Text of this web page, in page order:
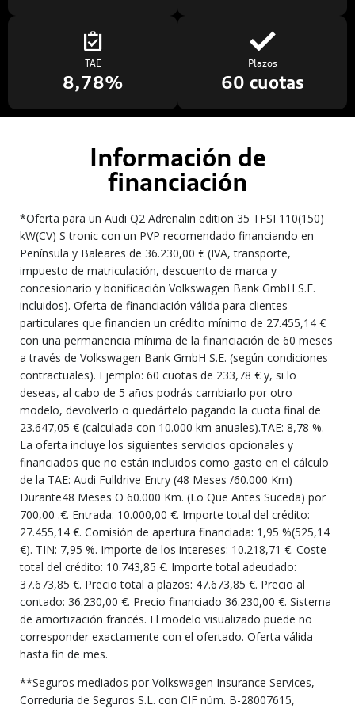
TAE
8,78%
Plazos
60 cuotas
Información de
financiación
*Oferta para un Audi Q2 Adrenalin edition 35 TFSI 110(150)
kW(CV) S tronic con un PVP recomendado financiando en
Península y Baleares de 36.230,00 € (IVA, transporte,
impuesto de matriculación, descuento de marca y
concesionario y bonificación Volkswagen Bank GmbH S.E.
incluidos). Oferta de financiación válida para clientes
particulares que financien un crédito mínimo de 27.455,14 €
con una permanencia mínima de la financiación de 60 meses
a través de Volkswagen Bank GmbH S.E. (según condiciones
contractuales). Ejemplo: 60 cuotas de 233,78 € y, si lo
deseas, al cabo de 5 años podrás cambiarlo por otro
modelo, devolverlo o quedártelo pagando la cuota final de
23.647,05 € (calculada con 10.000 km anuales).TAE: 8,78 %.
La oferta incluye los siguientes servicios opcionales y
financiados que no están incluidos como gasto en el cálculo
de la TAE: Audi Fulldrive Entry (48 Meses /60.000 Km)
Durante48 Meses O 60.000 Km. (Lo Que Antes Suceda) por
700,00 .€. Entrada: 10.000,00 €. Importe total del crédito:
27.455,14 €. Comisión de apertura financiada: 1,95 %(525,14
€). TIN: 7,95 %. Importe de los intereses: 10.218,71 €. Coste
total del crédito: 10.743,85 €. Importe total adeudado:
37.673,85 €. Precio total a plazos: 47.673,85 €. Precio al
contado: 36.230,00 €. Precio financiado 36.230,00 €. Sistema
de amortización francés. El modelo visualizado puede no
corresponder exactamente con el ofertado. Oferta válida
hasta fin de mes.
**Seguros mediados por Volkswagen Insurance Services,
Correduría de Seguros S.L. con CIF núm. B-28007615,